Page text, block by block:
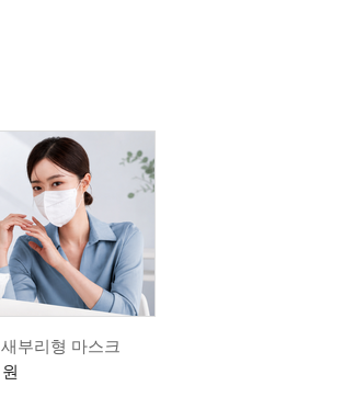
부리형 마스크
원